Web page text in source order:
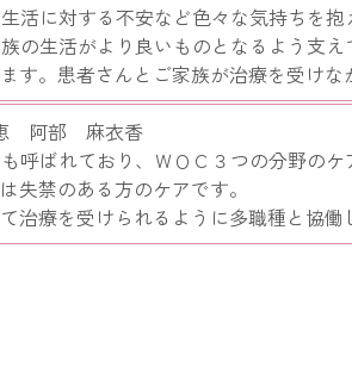
活に対する不安など色々な気持ちを
の生活がより良いものとなるよう支
す。患者さんとご家族が治療を受け
恵 阿部 麻衣香
呼ばれており、ＷＯＣ３つの分野の
失禁のある方のケアです。
治療を受けられるように多職種と協